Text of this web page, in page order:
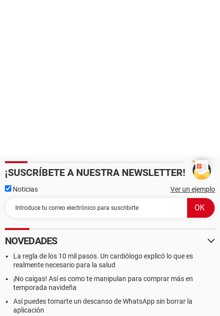
¡SUSCRÍBETE A NUESTRA NEWSLETTER!
Noticias Ver un ejemplo
NOVEDADES
La regla de los 10 mil pasos. Un cardiólogo explicó lo que es
realmente necesario para la salud
¡No caigas! Así es como te manipulan para comprar más en
temporada navideña
Así puedes tomarte un descanso de WhatsApp sin borrar la
aplicación